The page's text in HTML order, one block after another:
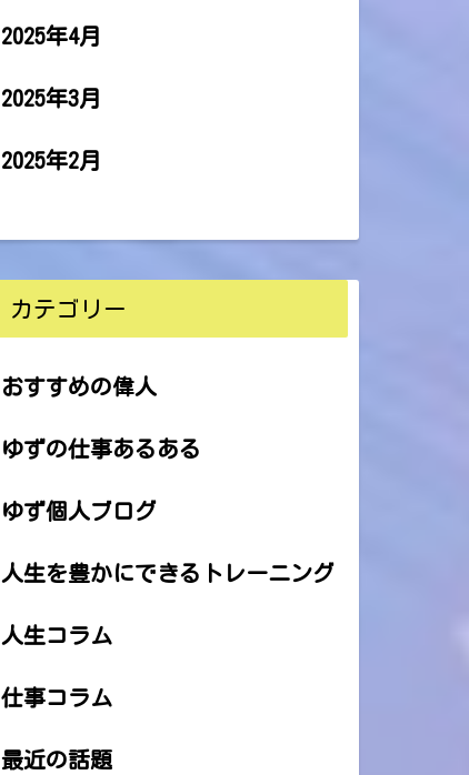
2025年4月
2025年3月
2025年2月
カテゴリー
おすすめの偉人
ゆずの仕事あるある
ゆず個人ブログ
人生を豊かにできるトレーニング
人生コラム
仕事コラム
最近の話題